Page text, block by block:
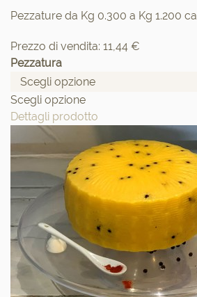
Pezzature da Kg 0.300 a Kg 1.200 ca
Prezzo di vendita: 11,44 €
Pezzatura
Scegli opzione
Dettagli prodotto